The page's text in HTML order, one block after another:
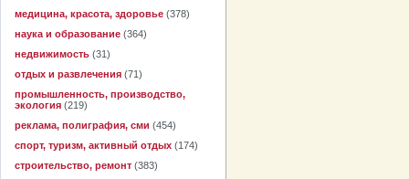
медицина, красота, здоровье (378)
наука и образование (364)
недвижимость (31)
отдых и развлечения (71)
промышленность, производство,
экология (219)
реклама, полиграфия, сми (454)
спорт, туризм, активный отдых (174)
строительство, ремонт (383)